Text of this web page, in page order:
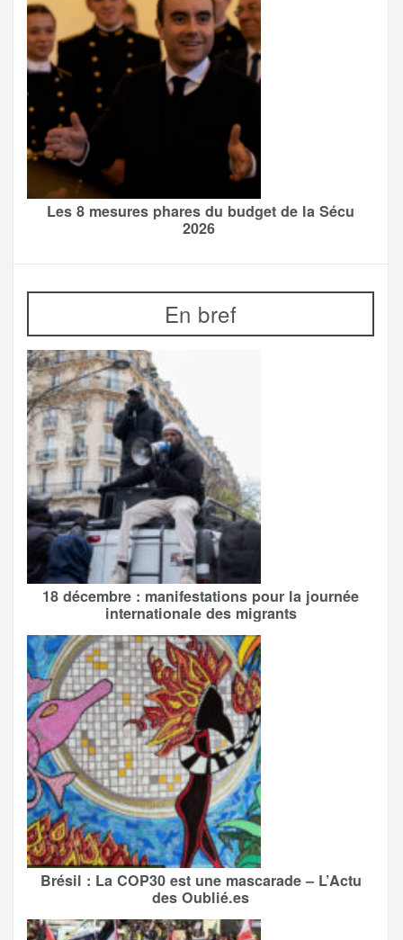
Les 8 mesures phares du budget de la Sécu
2026
En bref
18 décembre : manifestations pour la journée
internationale des migrants
Brésil : La COP30 est une mascarade – L’Actu
des Oublié.es